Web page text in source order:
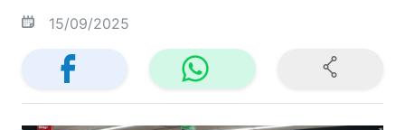
15/09/2025